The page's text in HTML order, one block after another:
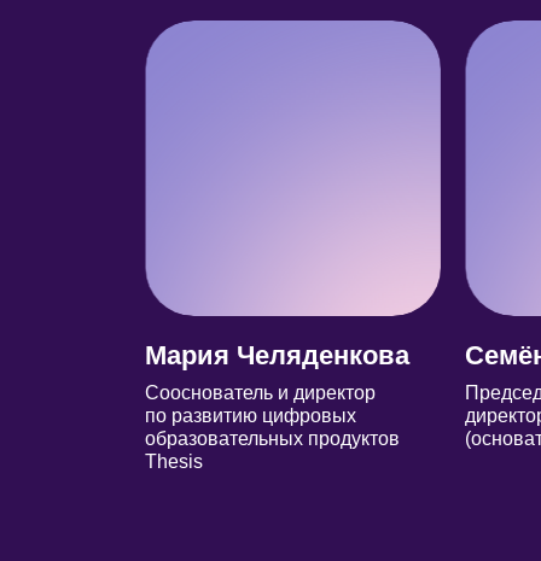
Сооснователь и директор
по развитию цифровых
образовательных продуктов
Thesis
Мария Челяденкова